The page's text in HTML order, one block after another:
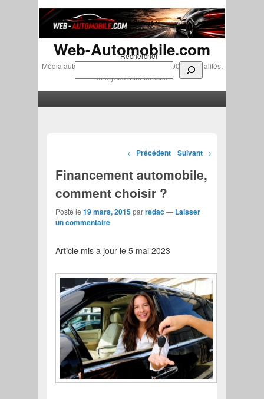
Rechercher
Web-Automobile.com
Média automobile indépendant depuis 2007 • Actualités,
analyses & tendances
Navigation des articles
← Précédent Suivant →
Financement automobile,
comment choisir ?
Posté le19 mars, 2015parredac— Laisser
un commentaire
Article mis à jour le 5 mai 2023